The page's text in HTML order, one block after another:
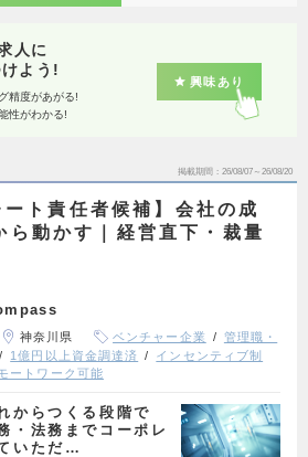
人に
よう!
精度があがる!
性がわかる!
興味あり
掲載期間 26/08/07～26/08/20
ート責任者候補】会社の成
ら動かす｜経営直下・裁量
神奈川県 ベンチャー企業
管理職・
1億円以上資金調達済
インセンティブ制
ートワーク可能
からつくる段階で
・法務までコーポレ
いただ…